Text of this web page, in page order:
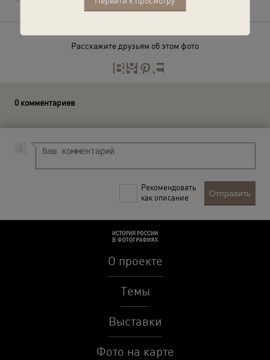
Расскажите друзьям об этом фото
0 комментариев
Рекомендовать
как описание
Отправить
О проекте
Темы
Выставки
Фото на карте